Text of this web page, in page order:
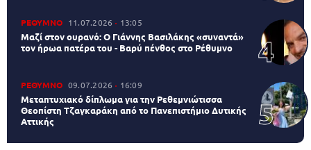
ΡΕΘΥΜΝΟ 11.07.2026 13:05
Μαζί στον ουρανό: Ο Γιάννης Βασιλάκης «συναντά»
τον ήρωα πατέρα του - Βαρύ πένθος στο Ρέθυμνο
ΡΕΘΥΜΝΟ 09.07.2026 16:09
Μεταπτυχιακό δίπλωμα για την Ρεθεμνιώτισσα
Θεοπίστη Τζαγκαράκη από το Πανεπιστήμιο Δυτικής
Αττικής